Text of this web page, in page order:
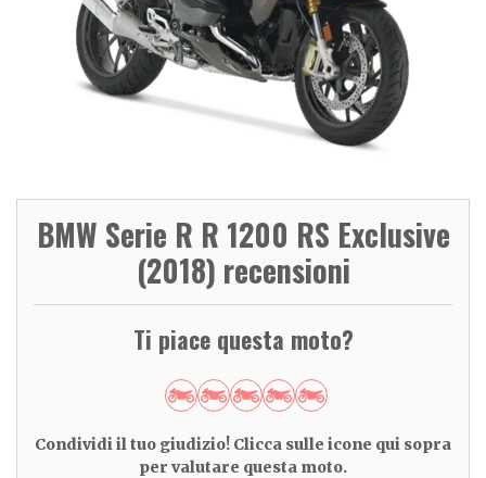
BMW Serie R R 1200 RS Exclusive
(2018) recensioni
Ti piace questa moto?
Condividi il tuo giudizio! Clicca sulle icone qui sopra
per valutare questa moto.